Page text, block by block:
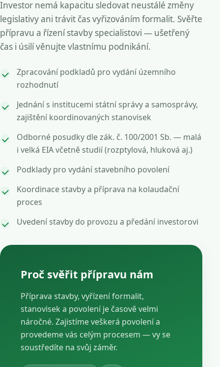
Investor nemá kapacitu sledovat neustálé změny
legislativy ani trávit čas vyřizováním formalit. Svěřte
přípravu a řízení stavby specialistovi — ušetřený
čas i úsilí věnujte vlastnímu podnikání.
Zpracování podkladů pro vydání územního
rozhodnutí
Jednání s institucemi státní správy a samosprávy,
zajištění koordinovaných stanovisek
Odborné posudky dle zák. č. 100/2001 Sb. — malá
i velká EIA včetně studií (rozptylová, hluková aj.)
Podklady pro vydání stavebního povolení
Koordinace stavby a příprava na kolaudační
proces
Uvedení stavby do provozu a předání investorovi
Proč svěřit přípravu nám
Příprava stavby, vyřízení formalit,
stanovisek a povolení je časově velmi
náročné. Zajistíme veškerá povolení a
provedeme vás celým procesem — vy se
soustředíte na svůj záměr.